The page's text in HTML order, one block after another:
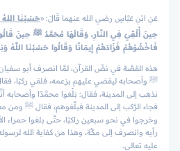
عَنِ ابْنِ عَبَّاسٍ رضي الله عنهما قَالَ: «حَسْبُنَا
حِينَ أُلْقِيَ فِي النَّارِ، وَقَالَهَا مُحَمَّدٌ ﷺ حِينَ
فَاخْشَوْهُمْ فَزَادَهُمْ إِيمَانًا وَقَالُوا حَسْبُنَا اللَّهُ
هذه القصَّة في نصِّ القرآن، لمَّا انصرف أبو سفيان
ﷺ وأصحابه ليقضي عليهم بزعمه، فلقي ركبًا،
نذهب إلى المدينة، فقال: بَلِّغوا محمَّدًا وأصحابه
فجاء الرَّكب إلى المدينة فبلَّغوهم، فقال ﷺ ومن
وخرجوا في نحو سبعين راكبًا، حتَّى بلغوا حمراء
رأيه وانصرف إلى مكَّة، وهذا من كفاية الله
عليه تعالى.